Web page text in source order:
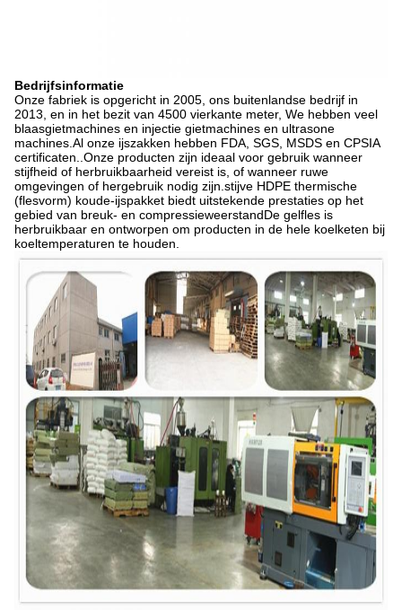
Bedrijfsinformatie
Onze fabriek is opgericht in 2005, ons buitenlandse bedrijf in
2013, en in het bezit van 4500 vierkante meter, We hebben veel
blaasgietmachines en injectie gietmachines en ultrasone
machines.Al onze ijszakken hebben FDA, SGS, MSDS en CPSIA
certificaten..Onze producten zijn ideaal voor gebruik wanneer
stijfheid of herbruikbaarheid vereist is, of wanneer ruwe
omgevingen of hergebruik nodig zijn.stijve HDPE thermische
(flesvorm) koude-ijspakket biedt uitstekende prestaties op het
gebied van breuk- en compressieweerstandDe gelfles is
herbruikbaar en ontworpen om producten in de hele koelketen bij
koeltemperaturen te houden.